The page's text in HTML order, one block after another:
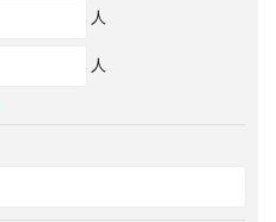
人
人